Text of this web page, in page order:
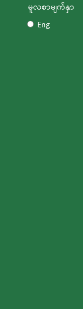
မူလစာမျက်နှာ
Eng